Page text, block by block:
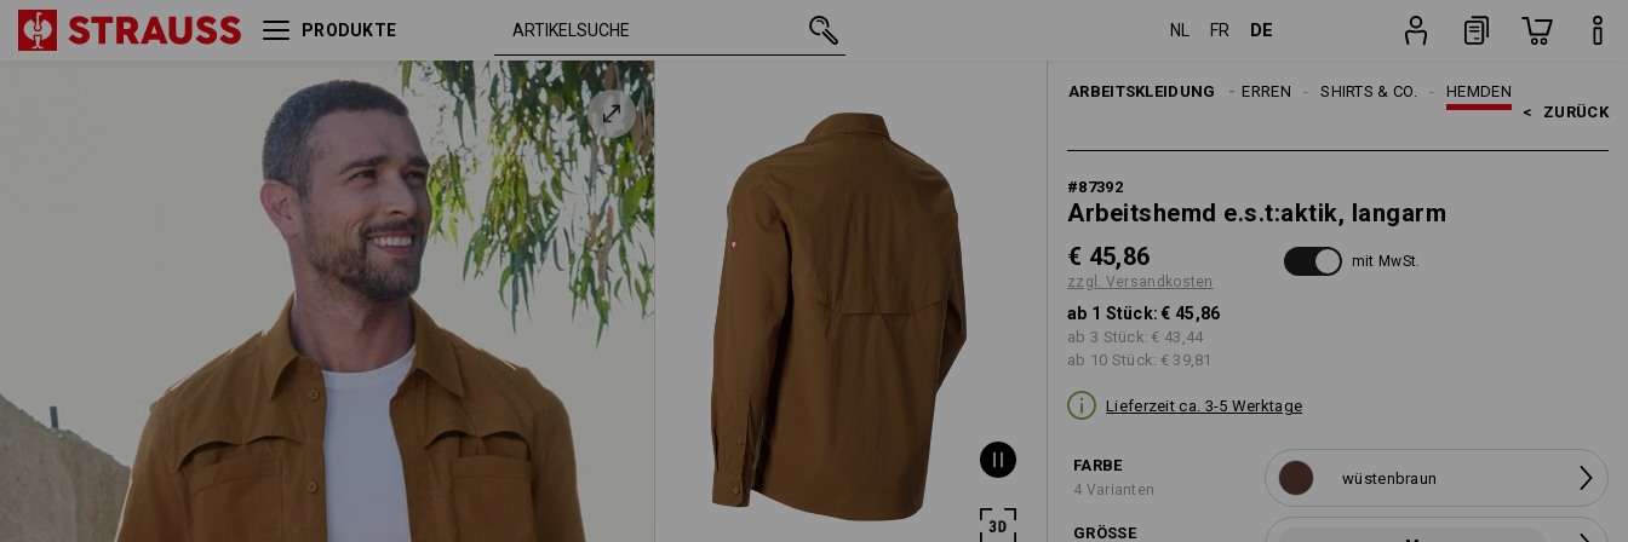
PRODUKTE NL FR DE
ARBEITSKLEIDUNG HEMDEN
SHIRTS & CO.
HERREN
< ZURÜCK
#87392
Arbeitshemd e.s.t:aktik, langarm
€ 45,86
zzgl. Versandkosten
mit MwSt.
ab 1 Stück: € 45,86
ab 3 Stück: € 43,44
ab 10 Stück: € 39,81
Lieferzeit ca. 3-5 Werktage
FARBE
4 Varianten
wüstenbraun
GRÖSSE
Arbeitshemd e.s.t:aktik,
wüstenbraun M